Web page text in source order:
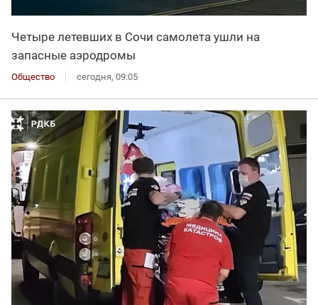
Четыре летевших в Сочи самолета ушли на
запасные аэродромы
Общество сегодня, 09:05